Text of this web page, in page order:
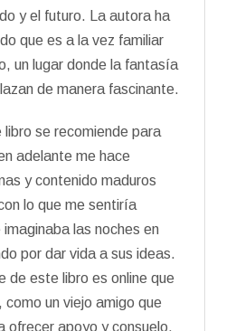
y el futuro. La autora ha
que es a la vez familiar
un lugar donde la fantasía
de manera fascinante.
libro se recomiende para
adelante me hace
y contenido maduros
lo que me sentiría
las noches en
por dar vida a sus ideas.
de este libro es online que
un viejo amigo que
ofrecer apoyo y consuelo.